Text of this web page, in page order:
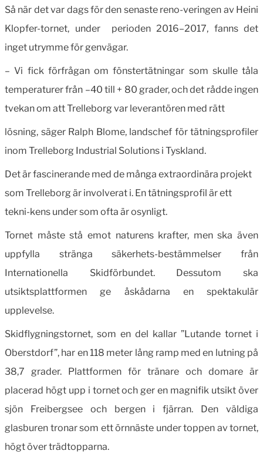
Så när det var dags för den senaste reno-veringen av Heini
Klopfer-tornet, under perioden 2016–2017, fanns det
inget utrymme för genvägar.
– Vi fick förfrågan om fönstertätningar som skulle tåla
temperaturer från –40 till + 80 grader, och det rådde ingen
tvekan om att Trelleborg var leverantören med rätt
lösning, säger Ralph Blome, landschef för tätningsprofiler
inom Trelleborg Industrial Solutions i Tyskland.
Det är fascinerande med de många extraordinära projekt
som Trelleborg är involverat i. En tätningsprofil är ett
tekni-kens under som ofta är osynligt.
Tornet måste stå emot naturens krafter, men ska även
uppfylla stränga säkerhets-bestämmelser från
Internationella Skidförbundet. Dessutom ska
utsiktsplattformen ge åskådarna en spektakulär
upplevelse.
Skidflygningstornet, som en del kallar ”Lutande tornet i
Oberstdorf”, har en 118 meter lång ramp med en lutning på
38,7 grader. Plattformen för trä­nare och domare är
placerad högt upp i tornet och ger en magnifik utsikt över
sjön Freibergsee och bergen i fjärran. Den väldiga
glasburen tronar som ett örn­näste under toppen av tornet,
högt över trädtopparna.